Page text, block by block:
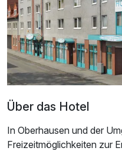
Einzelzimmer
1 Erwachsenen und 1 Kind
Ausstattung
Zusatznächte
Für 3 Tage
Über das Hotel
In Oberhausen und der
Freizeitmöglichkeiten zur